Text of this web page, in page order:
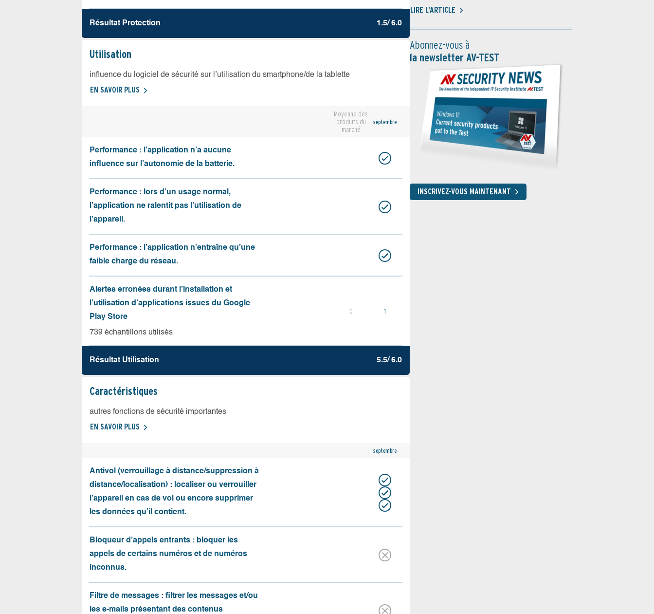
Résultat Protection 1.5/ 6.0
Utilisation
influence du logiciel de sécurité sur l’utilisation du smartphone/de la tablette
EN SAVOIR PLUS
Moyenne des
produits du
marché
septembre
Performance : l’application n’a aucune
influence sur l’autonomie de la batterie.
Performance : lors d’un usage normal,
l’application ne ralentit pas l’utilisation de
l’appareil.
Performance : l’application n’entraîne qu’une
faible charge du réseau.
Alertes erronées durant l’installation et
l’utilisation d’applications issues du Google
Play Store
739 échantillons utilisés
0 1
Résultat Utilisation 5.5/ 6.0
Caractéristiques
autres fonctions de sécurité importantes
EN SAVOIR PLUS
septembre
Antivol (verrouillage à distance/suppression à
distance/localisation) : localiser ou verrouiller
l’appareil en cas de vol ou encore supprimer
les données qu’il contient.
Bloqueur d’appels entrants : bloquer les
appels de certains numéros et de numéros
inconnus.
Filtre de messages : filtrer les messages et/ou
les e-mails présentant des contenus
LIRE L'ARTICLE
Abonnez-vous à
la newsletter AV-TEST
INSCRIVEZ-VOUS MAINTENANT